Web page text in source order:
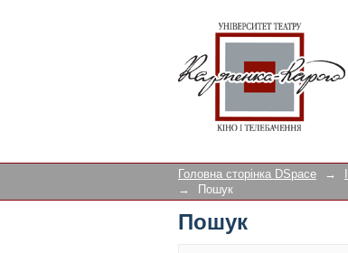
Головна сторінка DSpace →
→
Пошук
Пошук